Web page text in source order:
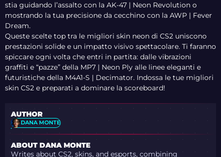
stia guidando l’assalto con la AK-47 | Neon Revolution o
mostrando la tua precisione da cecchino con la AWP | Fever
Dream.
Queste scelte top tra le migliori skin neon di CS2 uniscono
prestazioni solide e un impatto visivo spettacolare. Ti faranno
spiccare ogni volta che entri in partita: dalle vibrazioni
graffiti e “pazze” della MP7 | Neon Ply alle linee eleganti e
futuristiche della M4A1-S | Decimator. Indossa le tue migliori
skin CS2 e preparati a dominare la scoreboard!
AUTHOR
DANA MONTE
ABOUT DANA MONTE
Writes about CS2, skins, and esports, combining